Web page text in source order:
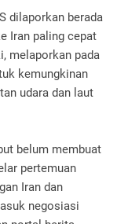
dilaporkan berada
Iran paling cepat
melaporkan pada
kemungkinan
udara dan laut
belum membuat
pertemuan
Iran dan
negosiasi